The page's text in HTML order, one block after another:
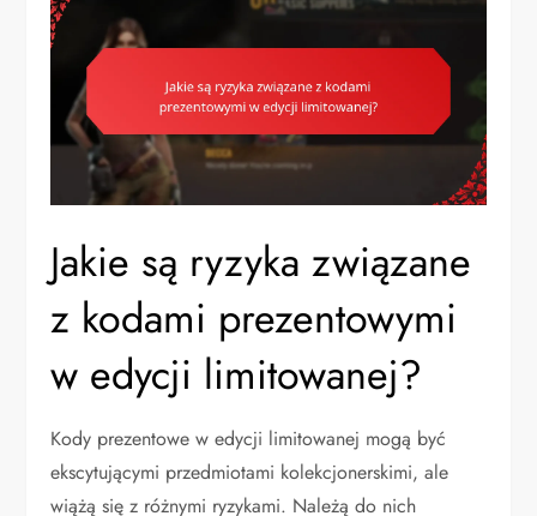
Jakie są ryzyka związane
z kodami prezentowymi
w edycji limitowanej?
Kody prezentowe w edycji limitowanej mogą być
ekscytującymi przedmiotami kolekcjonerskimi, ale
wiążą się z różnymi ryzykami. Należą do nich